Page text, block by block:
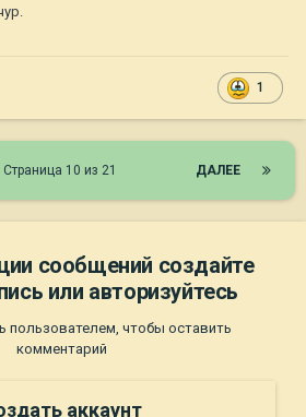
1
ДАЛЕЕ
Страница 10 из 21
сообщений создайте
или авторизуйтесь
чтобы оставить
комментарий
аккаунт